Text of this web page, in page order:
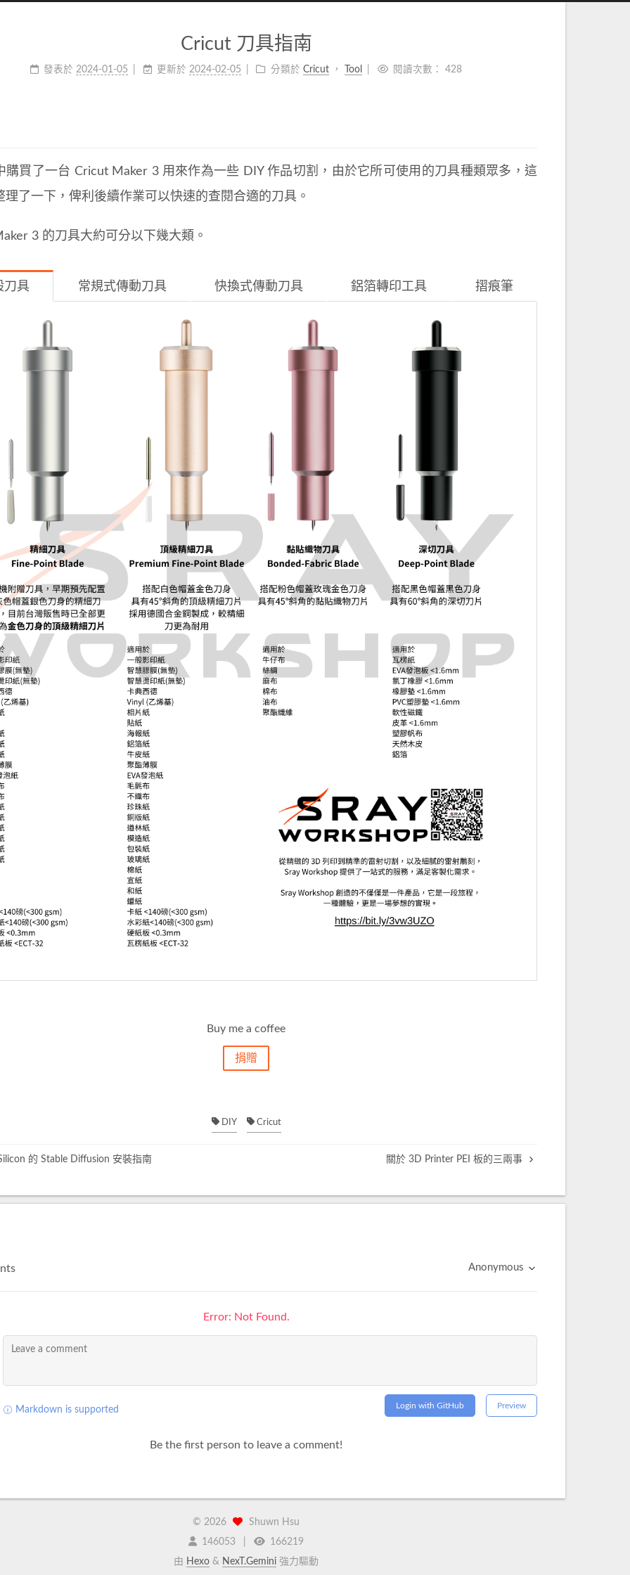
Cricut 刀具指南
發表於 2024-01-05 更新於 2024-02-05 分類於Cricut ， Tool 閱讀次數： 428
購買了一台 Cricut Maker 3 用來作為一些 DIY 作品切割，由於它所可使用的刀具種類眾多，這
理了一下，俾利後續作業可以快速的查閱合適的刀具。
3 的刀具大約可分以下幾大類。
刀具 常規式傳動刀具 快換式傳動刀具 鋁箔轉印工具 摺痕筆
Buy me a coffee
捐贈
DIY Cricut
的 Stable Diffusion 安裝指南 關於 3D Printer PEI 板的三兩事
Anonymous
Error: Not Found.
Markdown is supported Preview
Login with GitHub
Be the first person to leave a comment!
© 2026
Shuwn Hsu
146053
166219
由 Hexo & NexT.Gemini 強力驅動